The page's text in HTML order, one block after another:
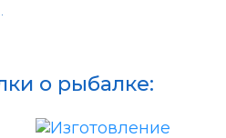
о рыбалке: